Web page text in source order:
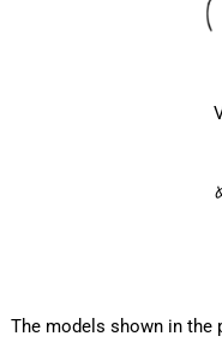
The models shown in the